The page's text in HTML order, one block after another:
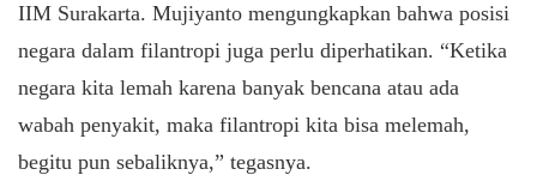
IIM Surakarta. Mujiyanto mengungkapkan bahwa posisi
negara dalam filantropi juga perlu diperhatikan. “Ketika
negara kita lemah karena banyak bencana atau ada
wabah penyakit, maka filantropi kita bisa melemah,
begitu pun sebaliknya,” tegasnya.